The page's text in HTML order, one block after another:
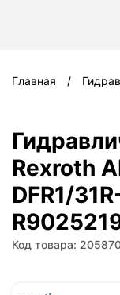
Главная
Rexroth
DFR1/
Код товара: